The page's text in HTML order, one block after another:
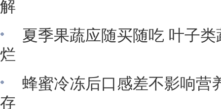
解
夏季果蔬应随买随吃 叶子
烂
蜂蜜冷冻后口感差不影响营
存